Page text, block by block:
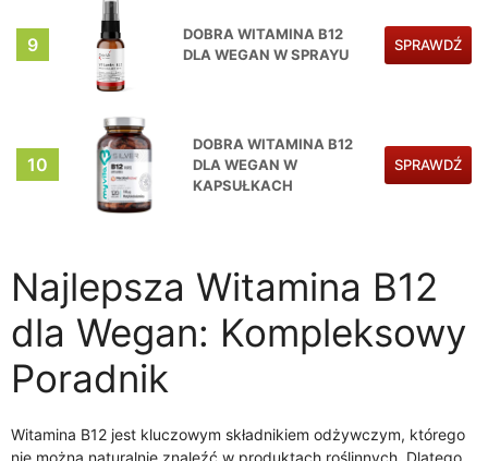
9
DOBRA WITAMINA B12
DLA WEGAN W SPRAYU
SPRAWDŹ
10
DOBRA WITAMINA B12
DLA WEGAN W
KAPSUŁKACH
SPRAWDŹ
Najlepsza Witamina B12
dla Wegan: Kompleksowy
Poradnik
Witamina B12 jest kluczowym składnikiem odżywczym, którego
nie można naturalnie znaleźć w produktach roślinnych. Dlatego